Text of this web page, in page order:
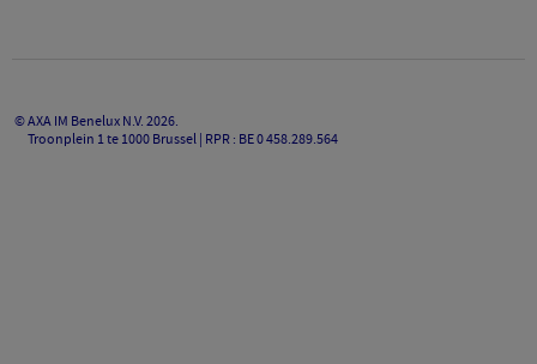
©AXA IM Benelux N.V.2026.
Troonplein 1 te 1000 Brussel | RPR : BE 0 458.289.564